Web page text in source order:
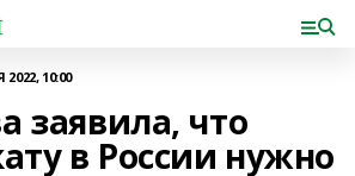
10:00
заявила, что
в России нужно